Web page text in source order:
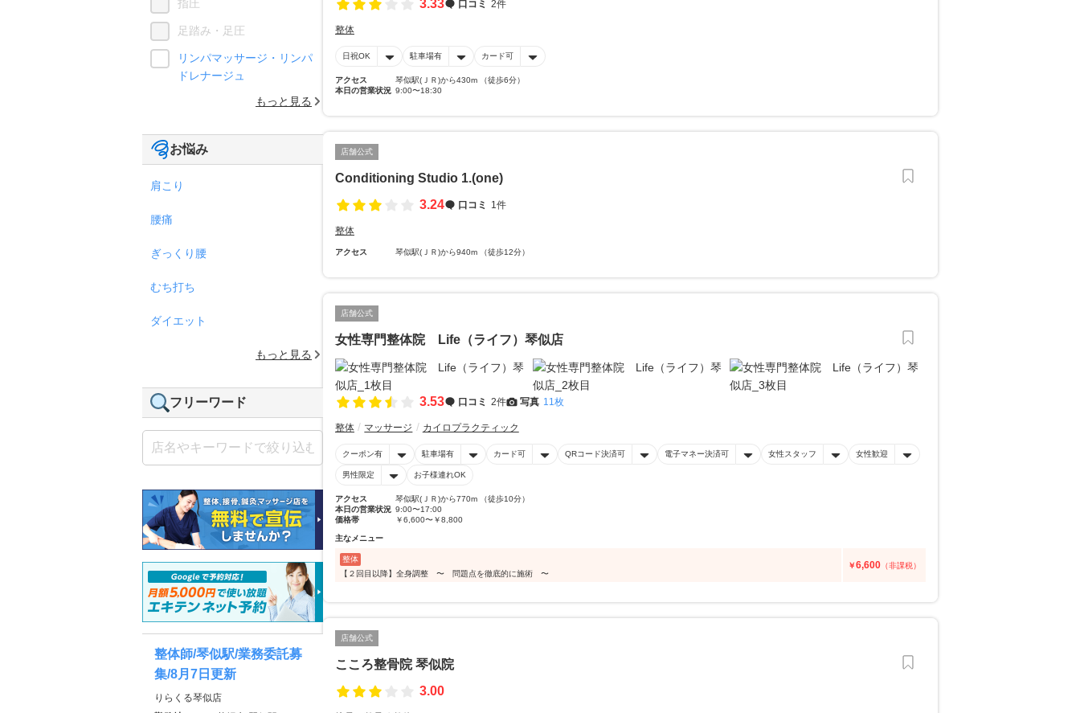
3.33
口コミ 2件
整体
日祝OK 駐車場有 カード可
アクセス
琴似駅(ＪＲ)から430m （徒歩6分）
本日の営業状況 9:00〜18:30
店舗公式
Conditioning Studio 1.(one)
3.24
口コミ 1件
整体
アクセス 琴似駅(ＪＲ)から940m （徒歩12分）
店舗公式
女性専門整体院 Life（ライフ）琴似店
3.53 口コミ 2件 写真 11枚
整体 マッサージ カイロプラクティック
クーポン有 駐車場有 カード可 QRコード決済可 電子マネー決済可 女性スタッフ 女性歓迎
男性限定 お子様連れOK
アクセス
琴似駅(ＪＲ)から770m （徒歩10分）
本日の営業状況 9:00〜17:00
価格帯
￥6,600〜￥8,800
主なメニュー
整体
【２回目以降】全身調整 〜 問題点を徹底的に施術 〜
￥6,600 （非課税）
店舗公式
こころ整骨院 琴似院
3.00
指圧
足踏み・足圧
リンパマッサージ・リンパ
ドレナージュ
もっと見る
お悩み
肩こり
腰痛
ぎっくり腰
むち打ち
ダイエット
もっと見る
フリーワード
整体師/琴似駅/業務委託募
集/8月7日更新
りらくる琴似店